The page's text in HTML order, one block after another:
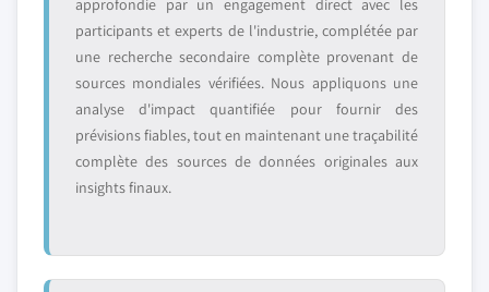
approfondie par un engagement direct avec les
participants et experts de l'industrie, complétée par
une recherche secondaire complète provenant de
sources mondiales vérifiées. Nous appliquons une
analyse d'impact quantifiée pour fournir des
prévisions fiables, tout en maintenant une traçabilité
complète des sources de données originales aux
insights finaux.